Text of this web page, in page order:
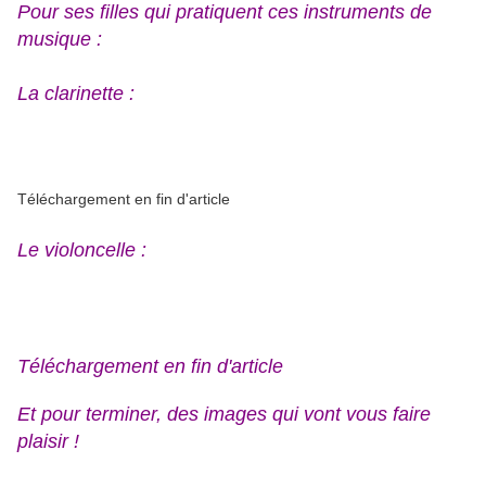
Pour ses filles qui pratiquent ces instruments de
musique :
La clarinette :
Téléchargement en fin d'article
Le violoncelle :
Téléchargement en fin d'article
Et pour terminer, des images qui vont vous faire
plaisir !